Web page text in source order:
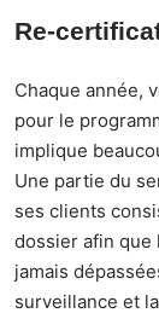
Re-
Chaque année,
pour le
implique
Une partie du
ses clients
dossier afin que
jamais
surveillance et